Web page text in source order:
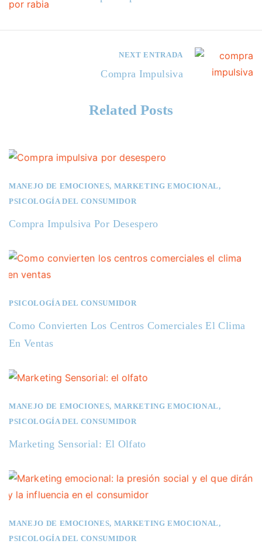
NEXT ENTRADA
Compra Impulsiva
Related Posts
MANEJO DE EMOCIONES, MARKETING EMOCIONAL,
PSICOLOGÍA DEL CONSUMIDOR
Compra Impulsiva Por Desespero
PSICOLOGÍA DEL CONSUMIDOR
Como Convierten Los Centros Comerciales El Clima
En Ventas
MANEJO DE EMOCIONES, MARKETING EMOCIONAL,
PSICOLOGÍA DEL CONSUMIDOR
Marketing Sensorial: El Olfato
MANEJO DE EMOCIONES, MARKETING EMOCIONAL,
PSICOLOGÍA DEL CONSUMIDOR